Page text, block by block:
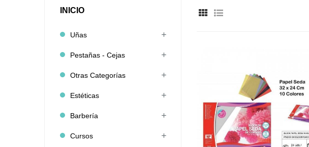
INICIO
Uñas
Pestañas - Cejas
Otras Categorías
Estéticas
Barbería
Cursos